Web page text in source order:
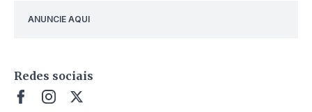
ANUNCIE AQUI
Redes sociais